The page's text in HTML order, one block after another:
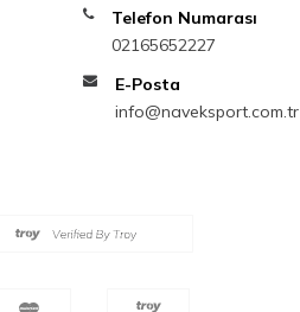
Telefon Numarası
02165652227
E-Posta
info@naveksport.com.tr